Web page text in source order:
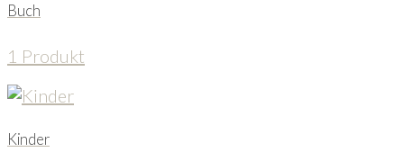
Buch
1 Produkt
Kinder